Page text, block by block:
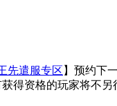
先遣服专区 】预约下
得资格的玩家将不另